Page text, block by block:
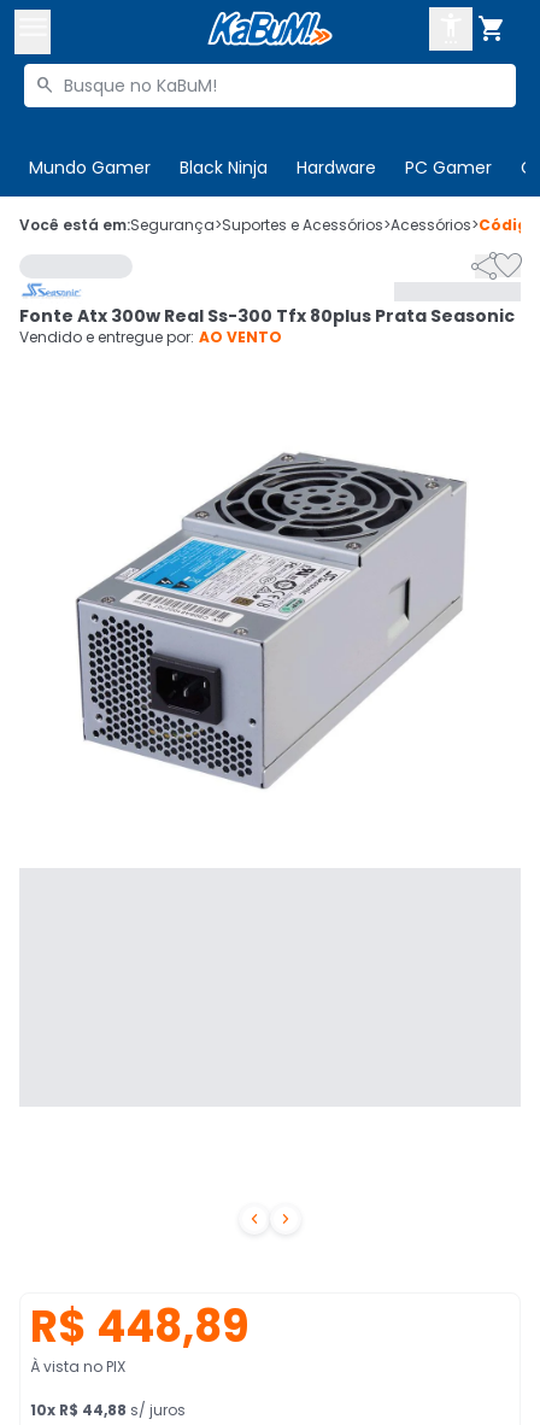

Buscar produtos

Mundo Gamer Black Ninja Hardware PC Gamer
 Olá. Acesse sua conta
 Departamentos
Cupons
CADASTRE-SE
Você está em:Segurança>Suportes e Acessórios>Acessórios>
 

Fonte Atx 300w Real Ss-300 Tfx 80plus Prata Seasonic
Vendido e entregue por: AO VENTO
R$ 448,89
À vista no PIX
10x R$ 44,88 s/ juros